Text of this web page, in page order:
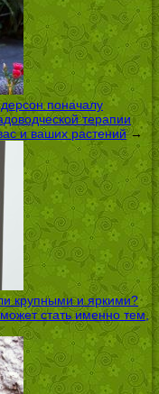
поначалу
терапии
и ваших растений→
крупными и яркими?
стать именно тем,